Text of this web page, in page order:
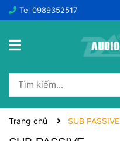
Tel 0989352517
Trang chủ SUB PASSIVE